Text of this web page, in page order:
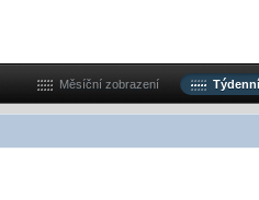
Měsíční zobrazení Týdenní